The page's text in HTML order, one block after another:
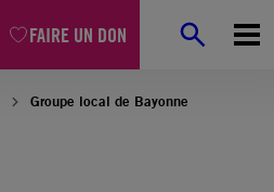
FAIRE UN DON
Groupe local de Bayonne